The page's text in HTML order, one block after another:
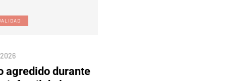
agredido durante